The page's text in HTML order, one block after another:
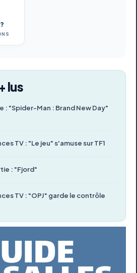
lus
: "Spider-Man : Brand New Day"
TV : "Le jeu" s'amuse sur TF1
: "Fjord"
TV : "OPJ" garde le contrôle